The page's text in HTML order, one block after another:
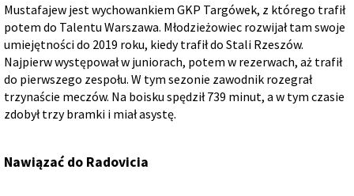
Mustafajew jest wychowankiem GKP Targówek, z którego trafił
potem do Talentu Warszawa. Młodzieżowiec rozwijał tam swoje
umiejętności do 2019 roku, kiedy trafił do Stali Rzeszów.
Najpierw występował w juniorach, potem w rezerwach, aż trafił
do pierwszego zespołu. W tym sezonie zawodnik rozegrał
trzynaście meczów. Na boisku spędził 739 minut, a w tym czasie
zdobył trzy bramki i miał asystę.
Nawiązać do Radovicia